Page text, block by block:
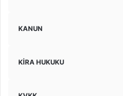
KANUN
KİRA HUKUKU